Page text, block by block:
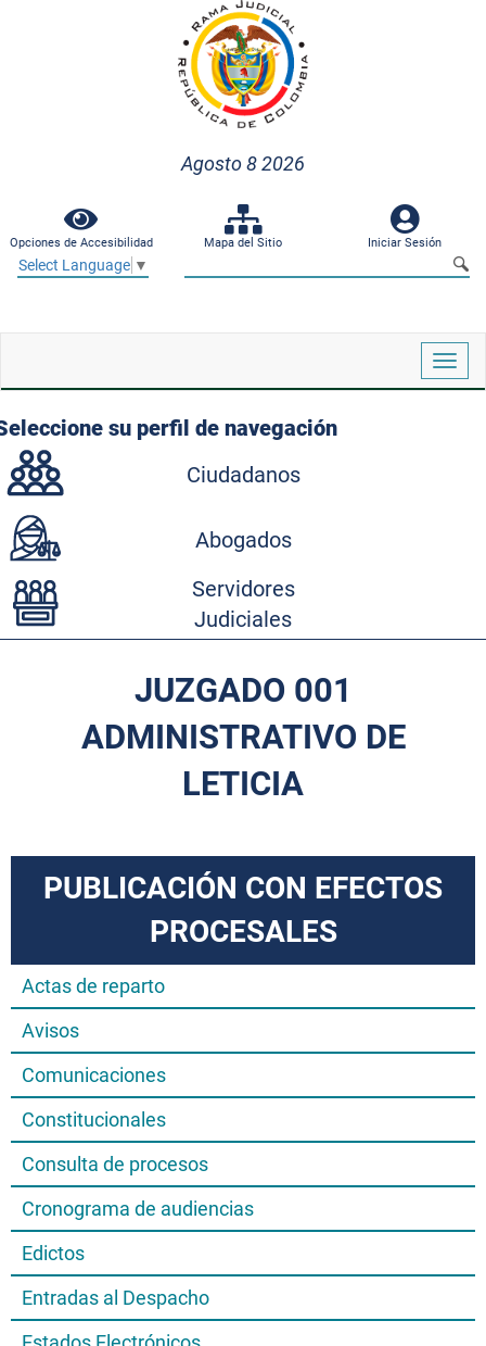
Agosto 8 2026
Opciones de Accesibilidad Mapa del Sitio Iniciar Sesión
Select Language ▼
su perfil de navegación
Ciudadanos
Abogados
Servidores
Judiciales
JUZGADO 001
ADMINISTRATIVO DE
LETICIA
PUBLICACIÓN CON EFECTOS
PROCESALES
Actas de reparto
Avisos
Comunicaciones
Constitucionales
Consulta de procesos
Cronograma de audiencias
Edictos
Entradas al Despacho